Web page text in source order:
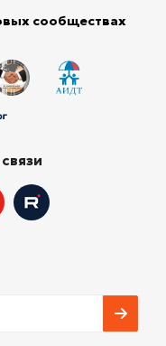
сообществах